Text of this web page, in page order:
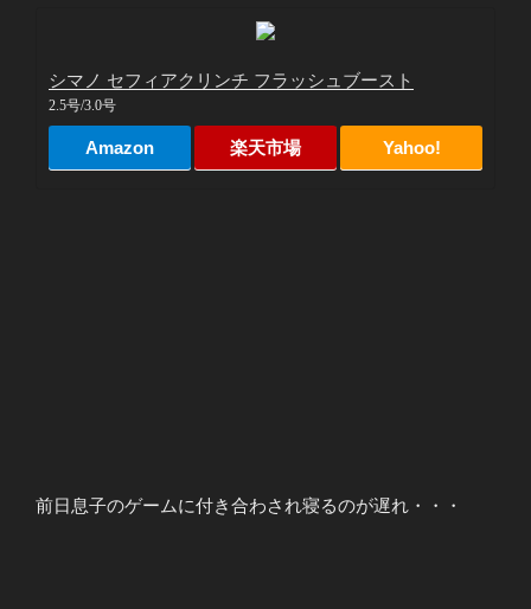
シマノ セフィアクリンチ フラッシュブースト
2.5号/3.0号
Amazon 楽天市場 Yahoo!
前日息子のゲームに付き合わされ寝るのが遅れ・・・